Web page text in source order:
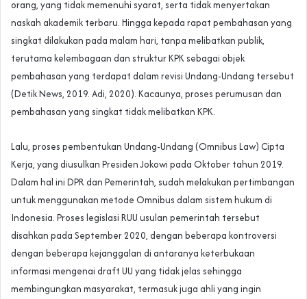
orang, yang tidak memenuhi syarat, serta tidak menyertakan
naskah akademik terbaru. Hingga kepada rapat pembahasan yang
singkat dilakukan pada malam hari, tanpa melibatkan publik,
terutama kelembagaan dan struktur KPK sebagai objek
pembahasan yang terdapat dalam revisi Undang-Undang tersebut
(Detik News, 2019. Adi, 2020). Kacaunya, proses perumusan dan
pembahasan yang singkat tidak melibatkan KPK.
Lalu, proses pembentukan Undang-Undang (Omnibus Law) Cipta
Kerja, yang diusulkan Presiden Jokowi pada Oktober tahun 2019.
Dalam hal ini DPR dan Pemerintah, sudah melakukan pertimbangan
untuk menggunakan metode Omnibus dalam sistem hukum di
Indonesia. Proses legislasi RUU usulan pemerintah tersebut
disahkan pada September 2020, dengan beberapa kontroversi
dengan beberapa kejanggalan di antaranya keterbukaan
informasi mengenai draft UU yang tidak jelas sehingga
membingungkan masyarakat, termasuk juga ahli yang ingin